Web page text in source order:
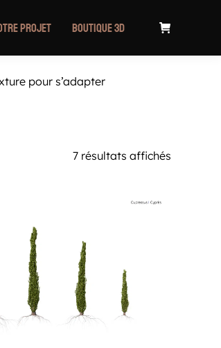
projet Boutique 3D
pour s’adapter
7 résultats affichés